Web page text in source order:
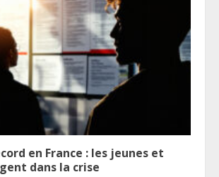
en France : les jeunes et
dans la crise